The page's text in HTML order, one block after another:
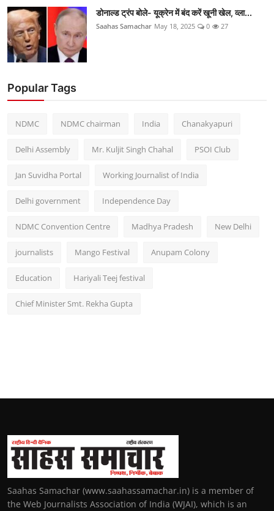
डोनाल्ड ट्रंप बोले- यूक्रेन में बंद करें खूनी खेल, व्ला...
Saahas Samachar May 18, 2025 0 27
Popular Tags
NDMC NDMC chairman India Chanakyapuri
Delhi Assembly Mr. Kuljit Singh Chahal PSOI Club
Jan Suvidha Portal Working Journalist of India
Delhi government Independence Day
NDMC Convention Centre Madhya Pradesh New Delhi
journalists Mango Festival Anupam Colony
Education Hariyali Teej festival
Chief Minister Smt. Rekha Gupta
Saahas Samachar (www.saahassamachar.in) is a member of
the Web Journalists Association of India (WJAI), which is an